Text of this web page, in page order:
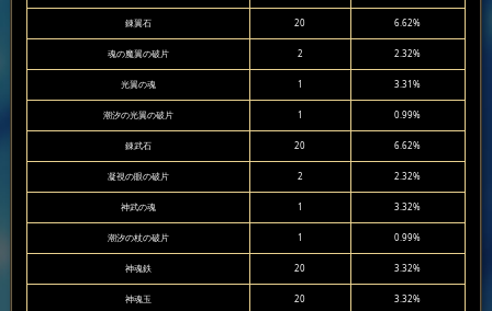
錬翼石 20 6.62%
魂の魔翼の破片 2 2.32%
光翼の魂 1 3.31%
潮汐の光翼の破片 1 0.99%
錬武石 20 6.62%
凝視の眼の破片 2 2.32%
神武の魂 1 3.32%
潮汐の杖の破片 1 0.99%
神魂鉄 20 3.32%
神魂玉 20 3.32%